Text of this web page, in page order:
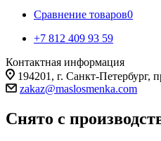
Сравнение товаров0
+7 812 409 93 59
Контактная информация
194201, г. Санкт-Петербург,
zakaz@maslosmenka.com
Снято с